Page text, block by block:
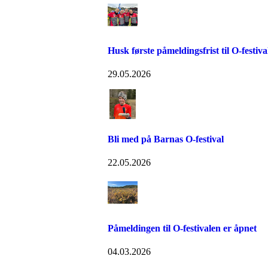
Husk første påmeldingsfrist til O-
29.05.2026
Bli med på Barnas O-festival
22.05.2026
Påmeldingen til O-festivalen er åpnet
04.03.2026